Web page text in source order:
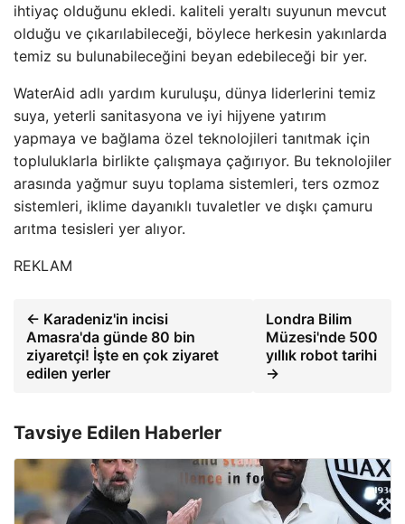
ihtiyaç olduğunu ekledi. kaliteli yeraltı suyunun mevcut
olduğu ve çıkarılabileceği, böylece herkesin yakınlarda
temiz su bulunabileceğini beyan edebileceği bir yer.
WaterAid adlı yardım kuruluşu, dünya liderlerini temiz
suya, yeterli sanitasyona ve iyi hijyene yatırım
yapmaya ve bağlama özel teknolojileri tanıtmak için
topluluklarla birlikte çalışmaya çağırıyor. Bu teknolojiler
arasında yağmur suyu toplama sistemleri, ters ozmoz
sistemleri, iklime dayanıklı tuvaletler ve dışkı çamuru
arıtma tesisleri yer alıyor.
REKLAM
← Karadeniz'in incisi
Amasra'da günde 80 bin
ziyaretçi! İşte en çok ziyaret
edilen yerler
Londra Bilim
Müzesi'nde 500
yıllık robot tarihi
→
Tavsiye Edilen Haberler